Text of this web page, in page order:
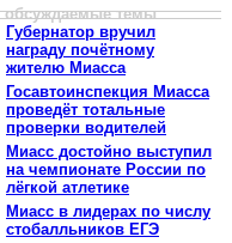
обсуждаемые темы
Губернатор вручил
награду почётному
жителю Миасса
Госавтоинспекция Миасса
проведёт тотальные
проверки водителей
Миасс достойно выступил
на чемпионате России по
лёгкой атлетике
Миасс в лидерах по числу
стобалльников ЕГЭ